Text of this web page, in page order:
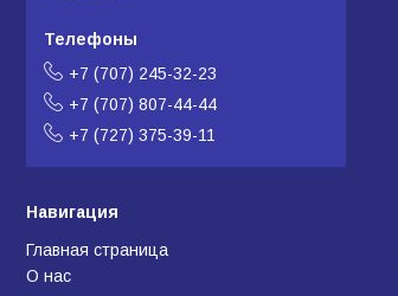
+7 (707) 245-32-23
+7 (707) 807-44-44
+7 (727) 375-39-11
Навигация
Главная страница
О нас